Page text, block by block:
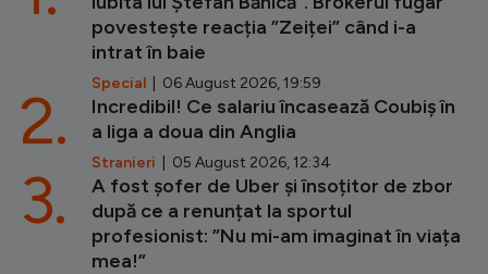
povestește reacția ”Zeiței” când i-a
intrat în baie
Special | 06 August 2026, 19:59
Incredibil! Ce salariu încasează Coubiș în
a liga a doua din Anglia
Stranieri | 05 August 2026, 12:34
2.
A fost șofer de Uber și însoțitor de zbor
după ce a renunțat la sportul
profesionist: ”Nu mi-am imaginat în viața
mea!”
3.